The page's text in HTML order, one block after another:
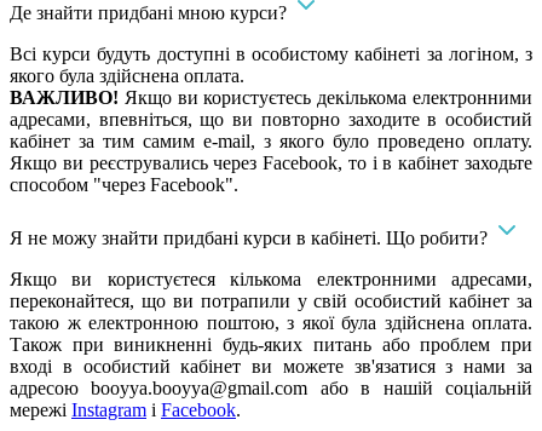
Де знайти придбані мною курси?
Всі курси будуть доступні в особистому кабінеті за логіном, з
якого була здійснена оплата.
ВАЖЛИВО! Якщо ви користуєтесь декількома електронними
адресами, впевніться, що ви повторно заходите в особистий
кабінет за тим самим e-mail, з якого було проведено оплату.
Якщо ви реєструвались через Facebook, то і в кабінет заходьте
способом "через Facebook".
Я не можу знайти придбані курси в кабінеті. Що робити?
Якщо ви користуєтеся кількома електронними адресами,
переконайтеся, що ви потрапили у свій особистий кабінет за
такою ж електронною поштою, з якої була здійснена оплата.
Також при виникненні будь-яких питань або проблем при
вході в особистий кабінет ви можете зв'язатися з нами за
адресоюbooyya.booyya@gmail.com або в нашій соціальній
мережі Instagram і Facebook.